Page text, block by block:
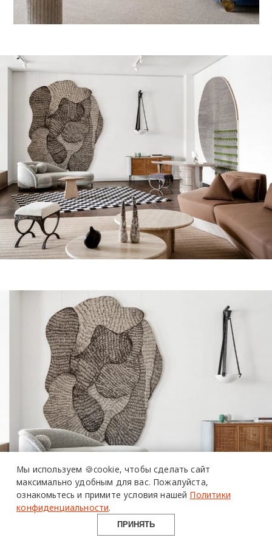
более 20 тысяч
специалистов читают
про дизайн
и архитектуру
в Telegram канале
Design Mate
Мы используем 🍪cookie, чтобы сделать сайт
максимально удобным для вас. Пожалуйста,
ознакомьтесь и примите условия нашей Политики
конфиденциальности.
ПРИНЯТЬ